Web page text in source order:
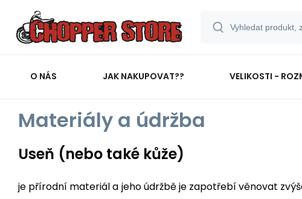
O NÁS JAK NAKUPOVAT?? VELIKOSTI -
Materiály a údržba
Useň (nebo také kůže)
je přírodní materiál a jeho údržbě je zapotřebí věnovat